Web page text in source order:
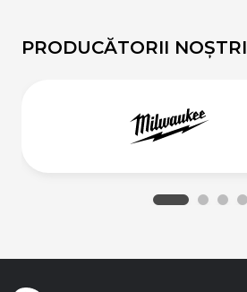
PRODUCĂTORII NOȘTRI